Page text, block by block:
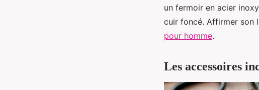
un fermoir en acier
cuir foncé. Affirmer son
pour homme.
Les accessoires